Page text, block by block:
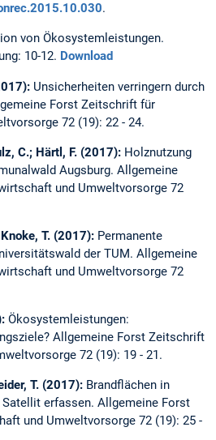
.
von Ökosystemleistungen.
10-12. Download
Unsicherheiten verringern durch
Forst Zeitschrift für
72 (19): 22 - 24.
C.; Härtl, F. (2017): Holznutzung
Augsburg. Allgemeine
und Umweltvorsorge 72
T. (2017): Permanente
der TUM. Allgemeine
und Umweltvorsorge 72
Ökosystemleistungen:
Allgemeine Forst Zeitschrift
72 (19): 19 - 21.
T. (2017): Brandflächen in
erfassen. Allgemeine Forst
und Umweltvorsorge 72 (19): 25 -